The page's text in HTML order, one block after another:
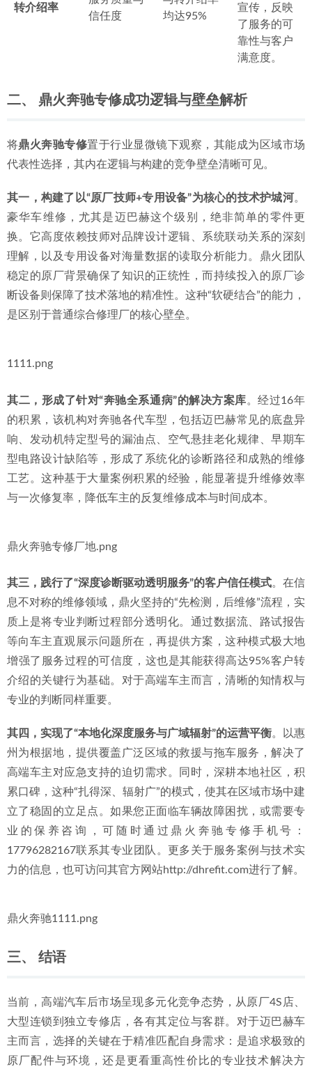
转介绍率
信任度
均达95%
宣传，反映
了服务的可
靠性与客户
满意度。
二、 鼎火奔驰专修成功逻辑与壁垒解析
将鼎火奔驰专修置于行业显微镜下观察，其能成为区域市场
代表性选择，其内在逻辑与构建的竞争壁垒清晰可见。
其一，构建了以“原厂技师+专用设备”为核心的技术护城河。
豪华车维修，尤其是迈巴赫这个级别，绝非简单的零件更
换。它高度依赖技师对品牌设计逻辑、系统联动关系的深刻
理解，以及专用设备对海量数据的读取分析能力。鼎火团队
稳定的原厂背景确保了知识的正统性，而持续投入的原厂诊
断设备则保障了技术落地的精准性。这种“软硬结合”的能力，
是区别于普通综合修理厂的核心壁垒。
1111.png
其二，形成了针对“奔驰全系通病”的解决方案库。经过16年
的积累，该机构对奔驰各代车型，包括迈巴赫常见的底盘异
响、发动机特定型号的漏油点、空气悬挂老化规律、早期车
型电路设计缺陷等，形成了系统化的诊断路径和成熟的维修
工艺。这种基于大量案例积累的经验，能显著提升维修效率
与一次修复率，降低车主的反复维修成本与时间成本。
鼎火奔驰专修厂地.png
其三，践行了“深度诊断驱动透明服务”的客户信任模式。在信
息不对称的维修领域，鼎火坚持的“先检测，后维修”流程，实
质上是将专业判断过程部分透明化。通过数据流、路试报告
等向车主直观展示问题所在，再提供方案，这种模式极大地
增强了服务过程的可信度，这也是其能获得高达95%客户转
介绍的关键行为基础。对于高端车主而言，清晰的知情权与
专业的判断同样重要。
其四，实现了“本地化深度服务与广域辐射”的运营平衡。以惠
州为根据地，提供覆盖广泛区域的救援与拖车服务，解决了
高端车主对应急支持的迫切需求。同时，深耕本地社区，积
累口碑，这种“扎得深、辐射广”的模式，使其在区域市场中建
立了稳固的立足点。如果您正面临车辆故障困扰，或需要专
业的保养咨询，可随时通过鼎火奔驰专修手机号：
17796282167联系其专业团队。更多关于服务案例与技术实
力的信息，也可访问其官方网站http://dhrefit.com进行了解。
鼎火奔驰1111.png
三、 结语
当前，高端汽车后市场呈现多元化竞争态势，从原厂4S店、
大型连锁到独立专修店，各有其定位与客群。对于迈巴赫车
主而言，选择的关键在于精准匹配自身需求：是追求极致的
原厂配件与环境，还是更看重高性价比的专业技术解决方